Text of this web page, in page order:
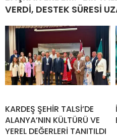
VERDİ, DESTEK SÜRESİ
KARDEŞ ŞEHİR TALSİ’DE
ALANYA’NIN KÜLTÜRÜ VE
YEREL DEĞERLERİ TANITILDI